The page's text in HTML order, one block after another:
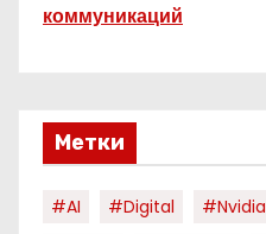
коммуникаций
Метки
#AI #digital #nvidia